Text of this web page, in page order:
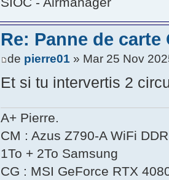
Re: Panne de
de pierre01 » Mar 25 Nov
Et si tu intervertis 2
A+ Pierre.
CM : Azus Z790-A WiFi
1To + 2To Samsung
CG : MSI GeForce RTX